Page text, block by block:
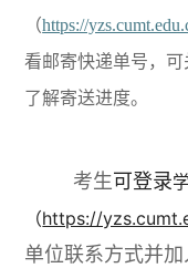
（https://
看邮寄快递单号，可
了解寄送进度。
考生可登录
（https://
单位联系方式并加